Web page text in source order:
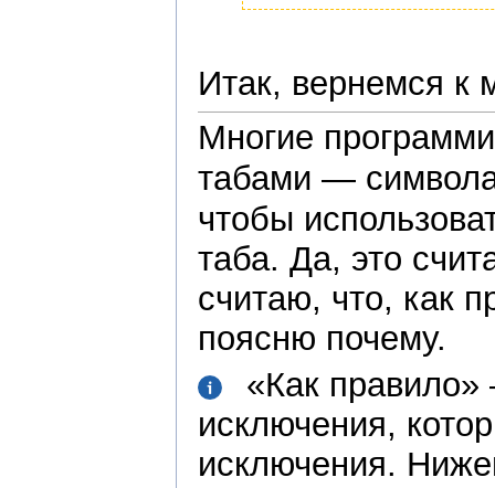
Итак, вернемся к
Многие
табами —
чтобы
таба. Да, это
считаю, что, как
поясню почему.
«Как
исключения,
исключения.